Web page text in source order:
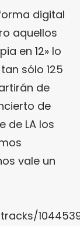
digital
aquellos
en 12» lo
sólo 125
de
de
de LA los
vale un